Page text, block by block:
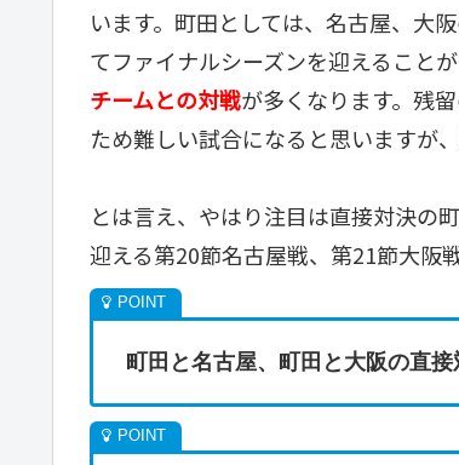
います。町田としては、名古屋、大
てファイナルシーズンを迎えることが
チームとの対戦が多くなります。残
ため難しい試合になると思いますが
とは言え、やはり注目は直接対決の
迎える第20節名古屋戦、第21節大阪
町田と名古屋、町田と大阪の直接